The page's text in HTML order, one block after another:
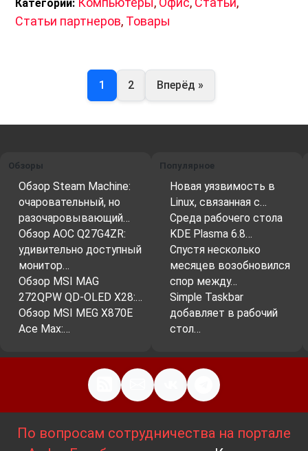
Категории:
Статьи партнеров, Товары
1 2 Вперёд »
Обзоры
Обзор Steam Machine:
очаровательный, но
разочаровывающий…
Обзор AOC Q27G4ZR:
удивительно доступный
монитор…
Обзор MSI MAG
272QPW QD-OLED X28:…
Обзор MSI MEG X870E
Ace Max:…
Популярное
Новая уязвимость в
Linux, связанная с…
Среда рабочего стола
KDE Plasma 6.8…
Спустя несколько
месяцев возобновился
спор между…
Simple Taskbar
добавляет в рабочий
стол…
По вопросам сотрудничества на портале